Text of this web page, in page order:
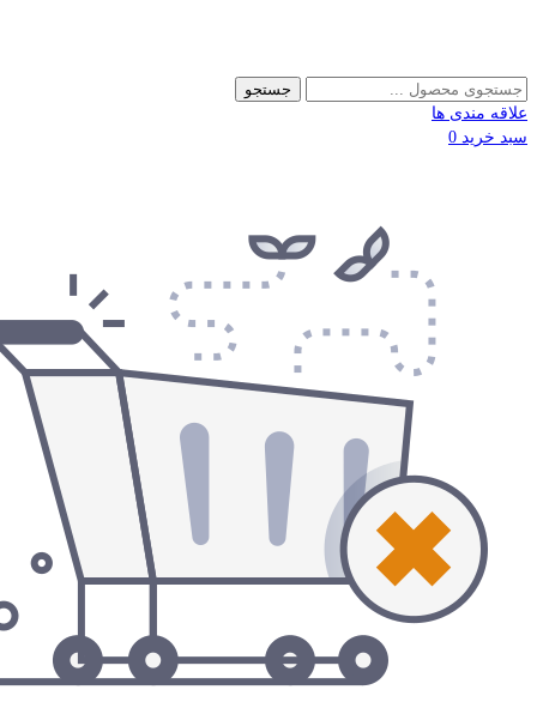
جستجو
علاقه مندی ها
سبد خرید 0